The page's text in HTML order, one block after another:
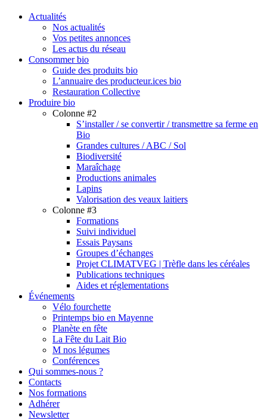
search
Menu
Actualités
Nos actualités
Vos petites annonces
Les actus du réseau
Consommer bio
Guide des produits bio
L’annuaire des producteur.ices bio
Restauration Collective
Produire bio
Colonne #2
S’installer / se convertir / transmettre sa ferme en
Bio
Grandes cultures / ABC / Sol
Biodiversité
Maraîchage
Productions animales
Lapins
Valorisation des veaux laitiers
Colonne #3
Formations
Suivi individuel
Essais Paysans
Groupes d’échanges
Projet CLIMATVEG | Trèfle dans les céréales
Publications techniques
Aides et réglementations
Événements
Vélo fourchette
Printemps bio en Mayenne
Planète en fête
La Fête du Lait Bio
M nos légumes
Conférences
Qui sommes-nous ?
Contacts
Nos formations
Adhérer
Newsletter